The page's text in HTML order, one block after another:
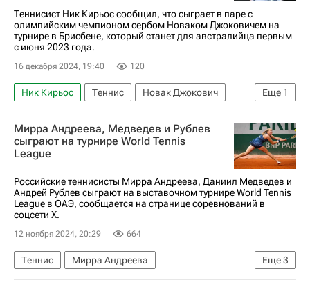
Теннисист Ник Кирьос сообщил, что сыграет в паре с
олимпийским чемпионом сербом Новаком Джоковичем на
турнире в Брисбене, который станет для австралийца первым
с июня 2023 года.
16 декабря 2024, 19:40 120
Еще 1
Ник Кирьос Теннис
Новак Джокович
Танаси Коккинакис
Мирра Андреева, Медведев и Рублев
сыграют на турнире World Tennis
League
Российские теннисисты Мирра Андреева, Даниил Медведев и
Андрей Рублев сыграют на выставочном турнире World Tennis
League в ОАЭ, сообщается на странице соревнований в
соцсети X.
12 ноября 2024, 20:29 664
Еще3
Теннис
Мирра Андреева
Даниил Медведев
Андрей Рублев Спорт